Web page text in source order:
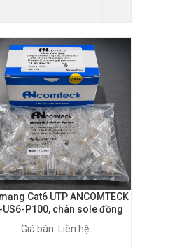
Cat6 UTP ANCOMTECK
US6-P100, chân sole đồng
Giá bán: Liên hệ